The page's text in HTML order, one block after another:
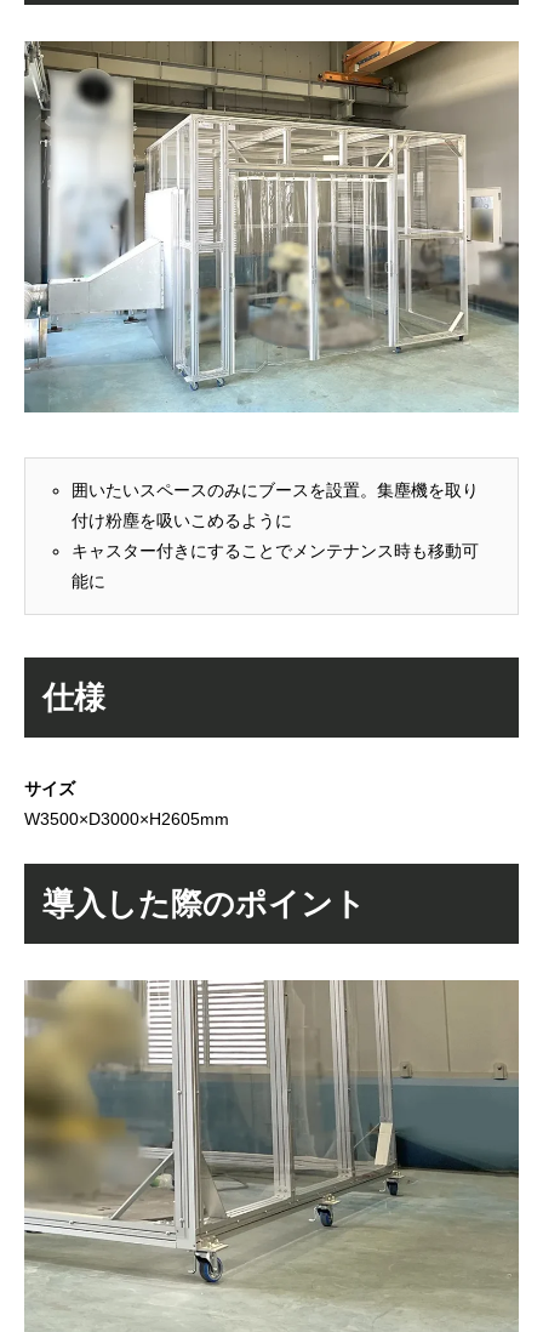
囲いたいスペースのみにブースを設置。集塵機を取り
付け粉塵を吸いこめるように
キャスター付きにすることでメンテナンス時も移動可
能に
仕様
サイズ
W3500×D3000×H2605mm
導入した際のポイント